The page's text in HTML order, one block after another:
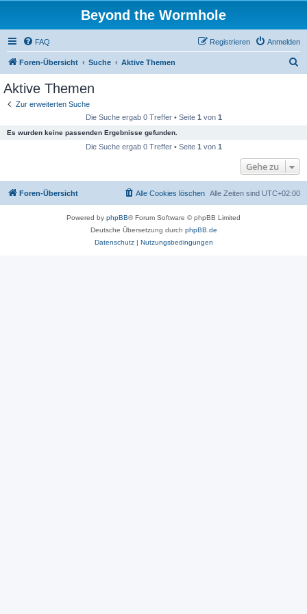
Beyond the Wormhole
FAQ Anmelden
Registrieren
Foren-Übersicht Suche Aktive Themen
Aktive Themen
Zur erweiterten Suche
Die Suche ergab 0 Treffer • Seite 1 von 1
Es wurden keine passenden Ergebnisse gefunden.
Die Suche ergab 0 Treffer • Seite 1 von 1
Gehe zu
Foren-Übersicht Alle Zeiten sind UTC+02:00
Alle Cookies löschen
Powered by phpBB® Forum Software © phpBB Limited
Deutsche Übersetzung durch phpBB.de
Datenschutz| Nutzungsbedingungen